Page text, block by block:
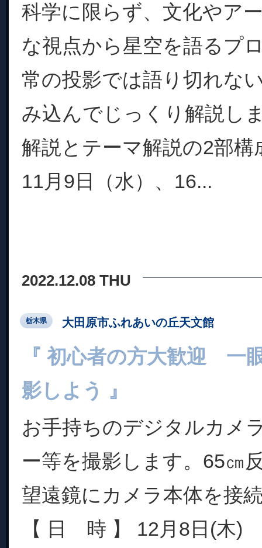
科学に限らず、文化やア
な視点から星空を語るプ
常の投影では語り切れな
み込んでじっくり解説し
解説とテーマ解説の2部構
11月9日（水）、16...
2022.12.08 THU
栃木県 大田原市ふれあいの丘天文館
『 初心者の方大歓迎 一
影しよう 』
お手持ちのデジタルカメ
ー等を撮影します。65㎝
望遠鏡にカメラ本体を接
【 日 時 】 12月8日(木)